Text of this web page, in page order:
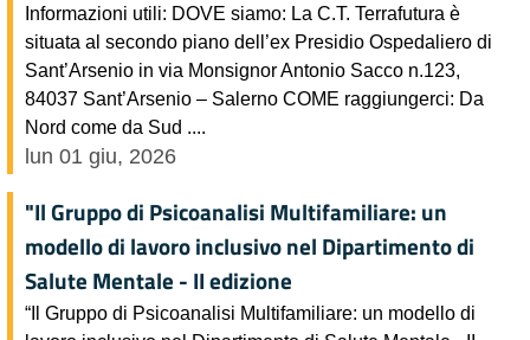
Informazioni utili: DOVE siamo: La C.T. Terrafutura è
situata al secondo piano dell’ex Presidio Ospedaliero di
Sant’Arsenio in via Monsignor Antonio Sacco n.123,
84037 Sant’Arsenio – Salerno COME raggiungerci: Da
Nord come da Sud ....
lun 01 giu, 2026
"Il Gruppo di Psicoanalisi Multifamiliare: un
modello di lavoro inclusivo nel Dipartimento di
Salute Mentale - II edizione
“Il Gruppo di Psicoanalisi Multifamiliare: un modello di